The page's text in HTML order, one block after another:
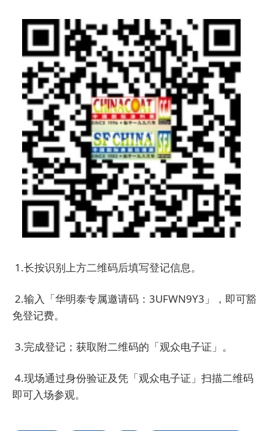
1.长按识别上方二维码后填写登记信息。
2.输入「华明泰专属邀请码：3UFWN9Y3」，即可豁
免登记费。
3.完成登记；获取附二维码的「观众电子证」。
4.现场通过身份验证及凭「观众电子证」扫描二维码
即可入场参观。